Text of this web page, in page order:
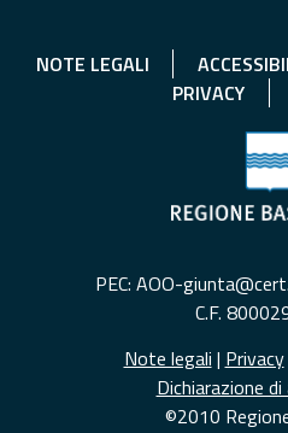
NOTE LEGALI
PRIVACY
PEC: AOO-
C.F.
Note legali | Privacy
Dichiarazione
©2010